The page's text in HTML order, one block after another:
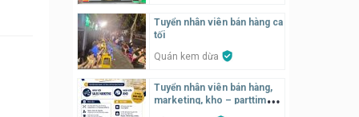
Tuyển nhân viên bán hàng ca
tối
Quán kem dừa
Tuyển nhân viên bán hàng,
marketing, kho – parttime,